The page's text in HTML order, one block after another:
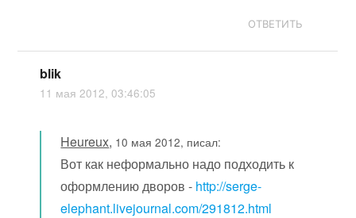
ОТВЕТИТЬ
blik
11 мая 2012, 03:46:05
Heureux, 10 мая 2012, писал:
Вот как неформально надо подходить к
оформлению дворов - http://serge-
elephant.livejournal.com/291812.html